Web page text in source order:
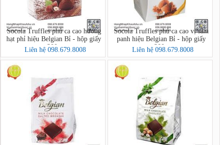
Socola Truffles phủ ca cao hương
hạt phỉ hiệu Belgian Bỉ - hộp giấy
200g
Liên hệ 098.679.8008
Socola Truffles phủ ca cao vị sâm
panh hiệu Belgian Bỉ - hộp giấy
200g
Liên hệ 098.679.8008